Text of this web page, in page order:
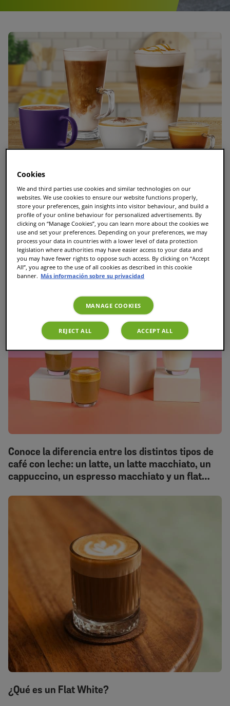
La guía esencial sobre T Discs de TASSIMO: todos
los sabores y las mejores cápsulas de TASSIMO
Conoce la diferencia entre los distintos tipos de
café con leche: un latte, un latte macchiato, un
cappuccino, un espresso macchiato y un flat
¿Qué es un Flat White?
Cookies
We and third parties use cookies and similar technologies on our
websites. We use cookies to ensure our website functions properly,
store your preferences, gain insights into visitor behaviour, and build a
profile of your online behaviour for personalized advertisements. By
clicking on “Manage Cookies”, you can learn more about the cookies we
use and set your preferences. Depending on your preferences, we may
process your data in countries with a lower level of data protection
legislation where authorities may have easier access to your data and
you may have fewer rights to oppose such access. By clicking on “Accept
All”, you agree to the use of all cookies as described in this cookie
banner. Más información sobre su privacidad
MANAGE COOKIES
REJECT ALL ACCEPT ALL